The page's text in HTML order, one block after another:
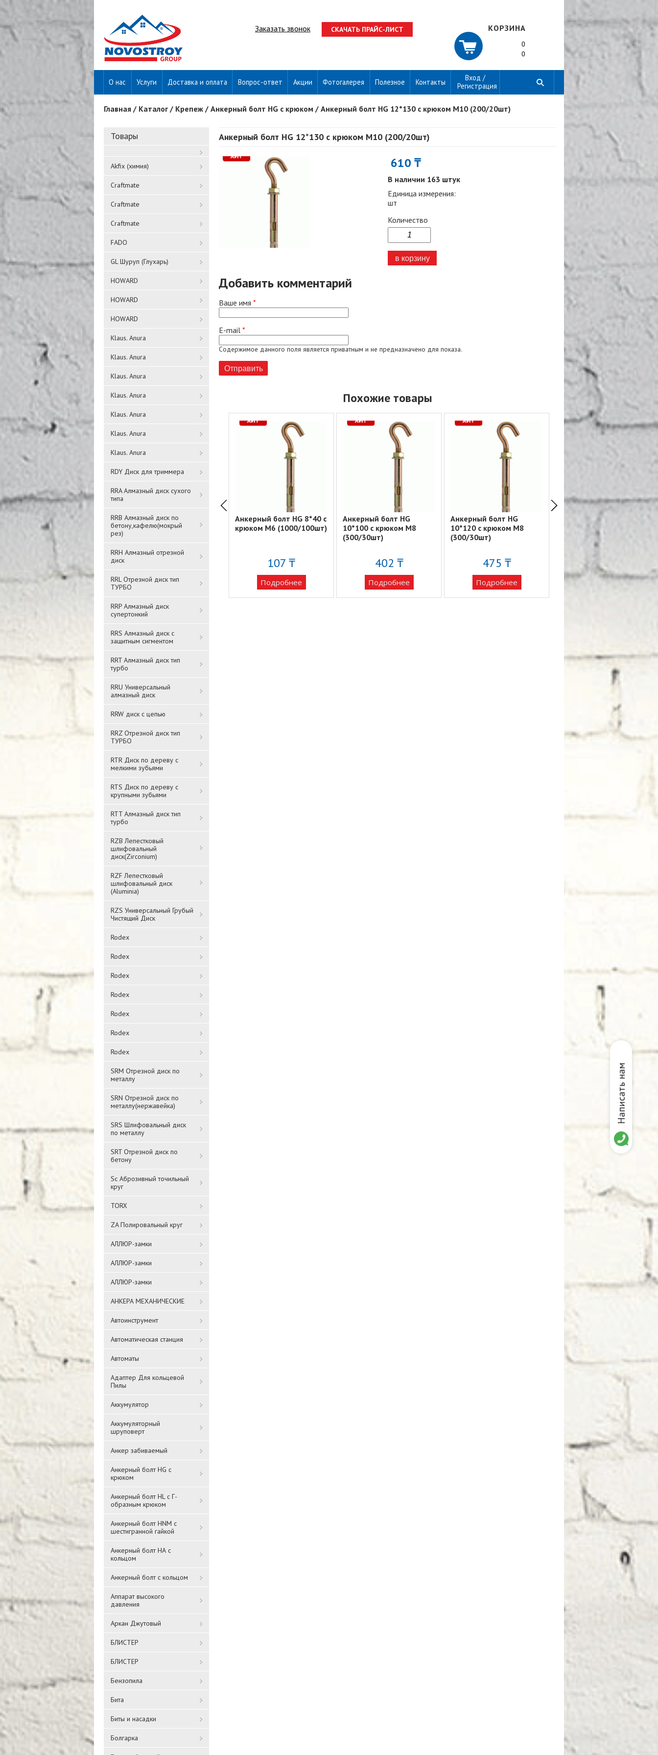
Заказать звонок СКАЧАТЬ ПРАЙС-ЛИСТ КОРЗИНА
0
0
О нас Услуги Доставка и оплата Вопрос-ответ Акции Фотогалерея Полезное Контакты
Вход /
Регистрация
Вы здесь
Главная / Каталог / Крепеж / Анкерный болт HG с крюком / Анкерный болт HG 12*130 с крюком М10 (200/20шт)
Товары
Akfix (химия)
Craftmate
Craftmate
Craftmate
FADO
GL Шуруп (Глухарь)
HOWARD
HOWARD
HOWARD
Klaus. Anura
Klaus. Anura
Klaus. Anura
Klaus. Anura
Klaus. Anura
Klaus. Anura
Klaus. Anura
RDY Диск для триммера
RRA Алмазный диск сухого
типа
RRB Алмазный диск по
бетону,кафелю(мокрый
рез)
RRH Алмазный отрезной
диск
RRL Отрезной диск тип
ТУРБО
RRP Алмазный диск
супертонкий
RRS Алмазный диск с
защитным сигментом
RRT Алмазный диск тип
турбо
RRU Универсальный
алмазный диск
RRW диск с цепью
RRZ Отрезной диск тип
ТУРБО
RTR Диск по дереву с
мелкими зубьями
RTS Диск по дереву с
крупными зубьями
RTT Алмазный диск тип
турбо
RZB Лепестковый
шлифовальный
диск(Zirconium)
RZF Лепестковый
шлифовальный диск
(Aluminia)
RZS Универсальный Грубый
Чистящий Диск
Rodex
Rodex
Rodex
Rodex
Rodex
Rodex
Rodex
SRM Отрезной диск по
металлу
SRN Отрезной диск по
металлу(нержавейка)
SRS Шлифовальный диск
по металлу
SRT Отрезной диск по
бетону
Sc Аброзивный точильный
круг
TORX
ZA Полировальный круг
АЛЛЮР-замки
АЛЛЮР-замки
АЛЛЮР-замки
АНКЕРА МЕХАНИЧЕСКИЕ
Автоинструмент
Автоматическая станция
Автоматы
Адаптер Для кольцевой
Пилы
Аккумулятор
Аккумуляторный
шруповерт
Анкер забиваемый
Анкерный болт HG с
крюком
Анкерный болт HL с Г-
образным крюком
Анкерный болт HNM с
шестигранной гайкой
Анкерный болт НА с
кольцом
Анкерный болт с кольцом
Аппарат высокого
давления
Аркан Джутовый
БЛИСТЕР
БЛИСТЕР
Бензопила
Бита
Биты и насадки
Болгарка
Анкерный болт HG 12*130 с крюком М10 (200/20шт)
610 ₸
В наличии 163 штук
Единица измерения:
шт
Количество
Добавить комментарий
Ваше имя *
E-mail *
Содержимое данного поля является приватным и не предназначено для показа.
Похожие товары
Анкерный болт HG
12*100 с крюком М8
(200/20шт)
436 ₸
Подробнее
Анкерный болт HG 8*60 с
крюком М6 (1000/100шт)
Подробнее
Анкерный болт HG 8*40 с
крюком М6 (1000/100шт)
107 ₸
Подробнее
Анкерный болт HG
10*100 с крюком М8
(300/30шт)
402 ₸
Подробнее
Анкерный болт HG
10*120 с крюком М8
(300/30шт)
475 ₸
Подробнее
Анкерный болт HG
16*130 с крюком М12
(100/10шт)
491 ₸
Подробнее
Написать нам